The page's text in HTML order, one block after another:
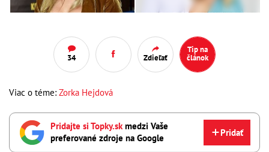
34 Zdieľať
Tip na
článok
Viac o téme: Zorka Hejdová
Pridajte si Topky.skmedzi Vaše
preferované zdroje na Google
Pridať